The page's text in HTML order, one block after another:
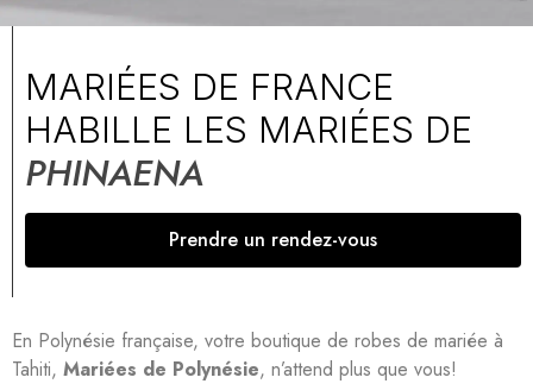
MARIÉES DE FRANCE
HABILLE LES MARIÉES DE
PHINAENA
Prendre un rendez-vous
En Polynésie française, votre boutique de robes de mariée à
Tahiti, Mariées de Polynésie, n’attend plus que vous!